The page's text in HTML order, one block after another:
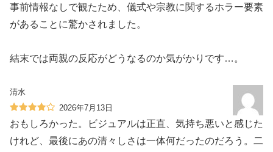
事前情報なしで観たため、儀式や宗教に関するホラー要素
があることに驚かされました。
結末では両親の反応がどうなるのか気がかりです…。
清水
2026年7月13日
おもしろかった。ビジュアルは正直、気持ち悪いと感じた
けれど、最後にあの清々しさは一体何だったのだろう。二